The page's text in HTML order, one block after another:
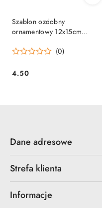
Szablon ozdobny
ornamentowy 12x15cm
(0)
Cena:
4.50
Dane adresowe
Strefa klienta
Informacje